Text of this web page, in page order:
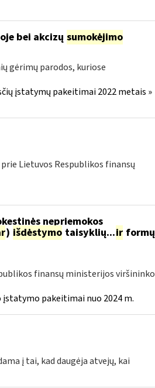
bei akcizų sumokėjimo
gėrimų parodos, kuriose
įstatymų pakeitimai 2022 metais »
Lietuvos Respublikos finansų
nepriemokos
) išdėstymo taisyklių...irformų
finansų ministerijos viršininko
įstatymo pakeitimai nuo 2024 m.
į tai, kad daugėja atvejų, kai